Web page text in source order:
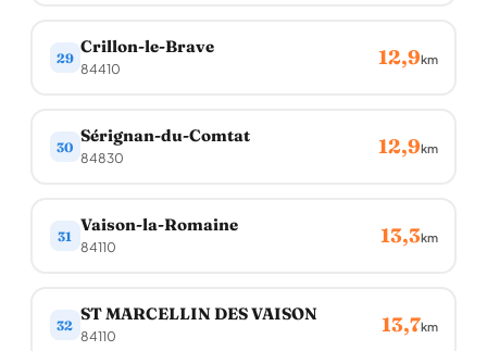
29
Crillon-le-Brave
84410 12,9km
30
Sérignan-du-Comtat
84830 12,9km
31
Vaison-la-Romaine
84110 13,3km
32
ST MARCELLIN DES VAISON
84110 13,7km